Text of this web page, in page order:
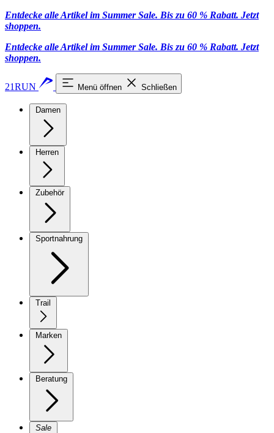
Entdecke alle Artikel im Summer Sale. Bis zu 60 % Rabatt. Jetzt
shoppen.
Entdecke alle Artikel im Summer Sale. Bis zu 60 % Rabatt. Jetzt
shoppen.
21RUN Menü öffnen Schließen
Damen
Herren
Zubehör
Sportnahrung
Trail
Marken
Beratung
Sale